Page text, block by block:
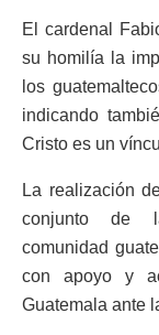
El cardenal
su homilía la
los
indicando
Cristo es un
La realización
conjunto de
comunidad
con apoyo y
Guatemala ante